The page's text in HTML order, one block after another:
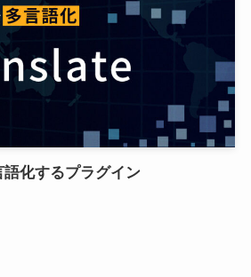
化するプラグイン